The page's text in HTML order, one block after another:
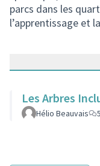
parcs dans les
l’apprentissage et
Les Arbres
Hélio Beauvais 5